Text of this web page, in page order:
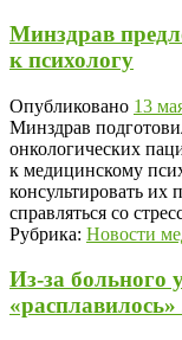
Минздрав
к психологу
Опубликовано 13
Минздрав
онкологических
к медицинскому
консультировать их
справляться со
Рубрика: Новости
Из-за больного